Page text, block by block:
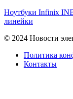
Ноутбуки Infinix
линейки
© 2024 Новости
Политика
Контакты